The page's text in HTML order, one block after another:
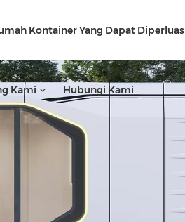
Kontainer Yang Dapat Diperluas
Kami Hubungi Kami